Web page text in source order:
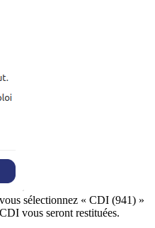
sélectionnez « CDI (941) »
vous seront restituées.